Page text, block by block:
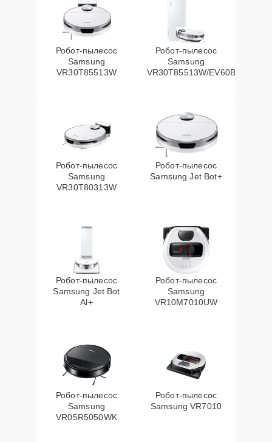
Робот-пылесос
Samsung
VR30T85513W
Робот-пылесос
Samsung
VR30T85513W/EV60Вт
Робот-пылесос
Samsung
VR30T80313W
Робот-пылесос
Samsung Jet Bot+
Робот-пылесос
Samsung Jet Bot
Al+
Робот-пылесос
Samsung
VR10M7010UW
Робот-пылесос
Samsung
VR05R5050WK
Робот-пылесос
Samsung VR7010